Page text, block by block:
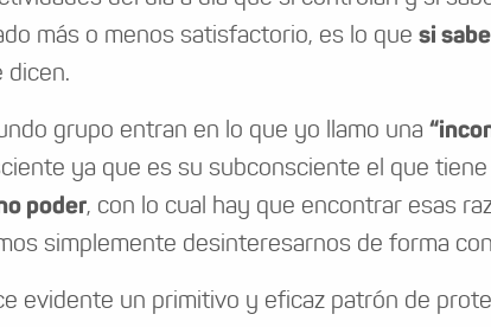
más o menos satisfactorio, es lo que si
dicen.
grupo entran en lo que yo llamo una
ya que es su subconsciente el que
poder, con lo cual hay que encontrar esas
simplemente desinteresarnos de forma
evidente un primitivo y eficaz patrón de